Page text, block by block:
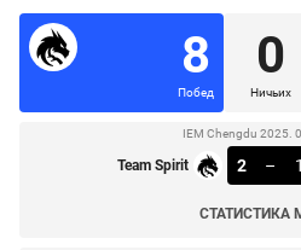
8
Побед
0
Ничьих
IEM Chengdu 2025.
Team Spirit 2 – 1
СТАТИСТИКА